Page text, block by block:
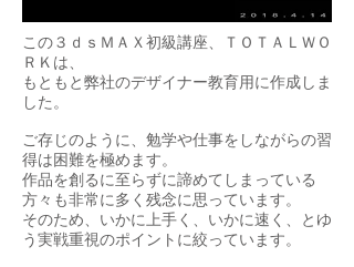
この３ｄｓＭＡＸ初級講座、ＴＯＴＡＬＷＯ
ＲＫは、
もともと弊社のデザイナー教育用に作成しま
した。
ご存じのように、勉学や仕事をしながらの習
得は困難を極めます。
作品を創るに至らずに諦めてしまっている
方々も非常に多く残念に思っています。
そのため、いかに上手く、いかに速く、とゆ
う実戦重視のポイントに絞っています。